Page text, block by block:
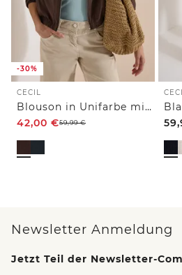
-30%
CECIL
Blouson in Unifarbe mit Zipper
42,00 €59,99€
Newsletter Anmeldung
Jetzt Teil der Newsletter-